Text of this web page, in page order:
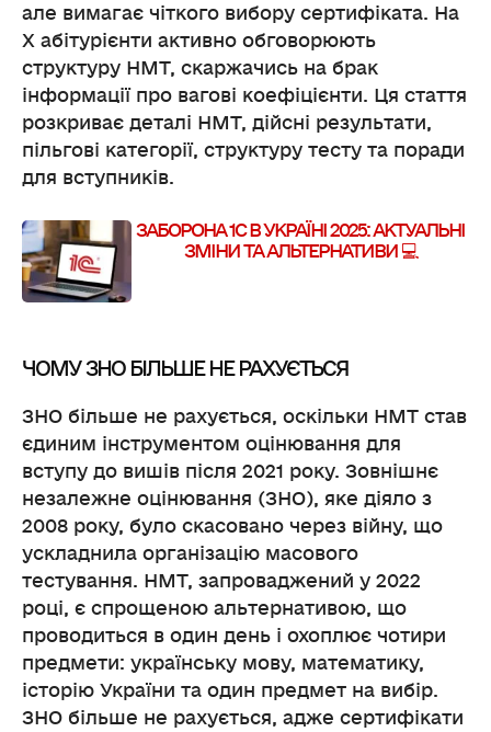
але вимагає чіткого вибору сертифіката. На
X абітурієнти активно обговорюють
структуру НМТ, скаржачись на брак
інформації про вагові коефіцієнти. Ця стаття
розкриває деталі НМТ, дійсні результати,
пільгові категорії, структуру тесту та поради
для вступників.
ЗАБОРОНА 1С В УКРАЇНІ 2025: АКТУАЛЬНІ
ЗМІНИ ТА АЛЬТЕРНАТИВИ 💻
ЧОМУ ЗНО БІЛЬШЕ НЕ РАХУЄТЬСЯ
ЗНО більше не рахується, оскільки НМТ став
єдиним інструментом оцінювання для
вступу до вишів після 2021 року. Зовнішнє
незалежне оцінювання (ЗНО), яке діяло з
2008 року, було скасовано через війну, що
ускладнила організацію масового
тестування. НМТ, запроваджений у 2022
році, є спрощеною альтернативою, що
проводиться в один день і охоплює чотири
предмети: українську мову, математику,
історію України та один предмет на вибір.
ЗНО більше не рахується, адже сертифікати